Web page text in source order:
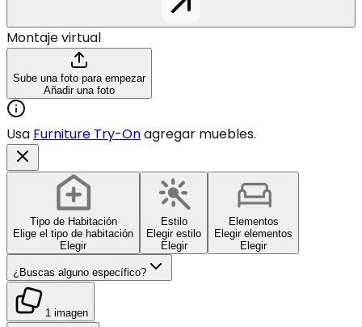
Montaje virtual
Sube una foto para empezar
Añadir una foto
Usa Furniture Try-Onagregar muebles.
Tipo de Habitación
Elige el tipo de habitación
Elegir
Estilo
Elegir estilo
Elegir
Elementos
Elegir elementos
Elegir
¿Buscas alguno específico?
1 imagen